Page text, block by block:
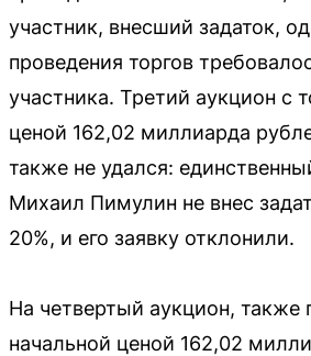
участник, внесший задаток,
проведения торгов
участника. Третий аукцион с
ценой 162,02 миллиарда
также не удался:
Михаил Пимулин не внес
20%, и его заявку отклонили.
На четвертый аукцион, также
начальной ценой 162,02